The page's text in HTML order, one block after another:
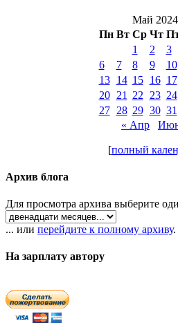
Май 2024
Пн Вт Ср Чт
1
2 3
6
7 8 9 10
13
14 15 16 17
20
21 22 23 24
27
28 29 30 31
« Апр
[полный
Архив блога
Для просмотра архива выберите
... или перейдите к полному архиву.
На зарплату автору